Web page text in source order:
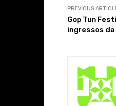
PREVIOUS
Gop Tun
ingressos da